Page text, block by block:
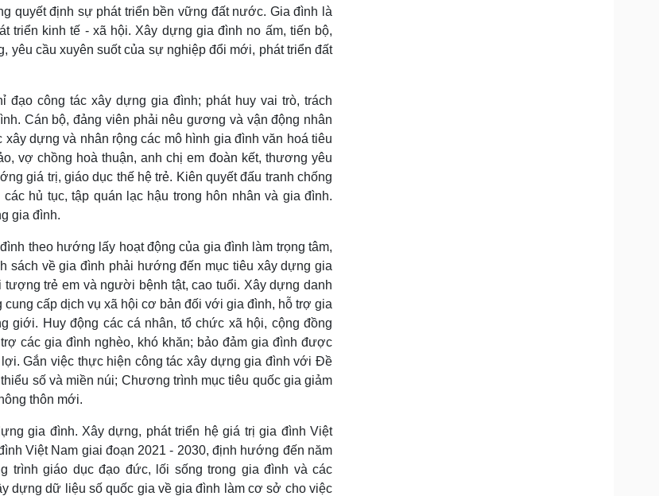
quyết định sự phát triển bền vững đất nước. Gia đình là
triển kinh tế - xã hội. Xây dựng gia đình no ấm, tiến bộ,
yêu cầu xuyên suốt của sự nghiệp đổi mới, phát triển đất
công tác xây dựng gia đình; phát huy vai trò, trách
Cán bộ, đảng viên phải nêu gương và vận động nhân
dựng và nhân rộng các mô hình gia đình văn hoá tiêu
vợ chồng hoà thuận, anh chị em đoàn kết, thương yêu
giá trị, giáo dục thế hệ trẻ. Kiên quyết đấu tranh chống
hủ tục, tập quán lạc hậu trong hôn nhân và gia đình.
gia đình.
theo hướng lấy hoạt động của gia đình làm trọng tâm,
sách về gia đình phải hướng đến mục tiêu xây dựng gia
trẻ em và người bệnh tật, cao tuổi. Xây dựng danh
cấp dịch vụ xã hội cơ bản đối với gia đình, hỗ trợ gia
giới. Huy động các cá nhân, tổ chức xã hội, cộng đồng
các gia đình nghèo, khó khăn; bảo đảm gia đình được
Gắn việc thực hiện công tác xây dựng gia đình với Đề
số và miền núi; Chương trình mục tiêu quốc gia giảm
thôn mới.
gia đình. Xây dựng, phát triển hệ giá trị gia đình Việt
Việt Nam giai đoạn 2021 - 2030, định hướng đến năm
trình giáo dục đạo đức, lối sống trong gia đình và các
dựng dữ liệu số quốc gia về gia đình làm cơ sở cho việc